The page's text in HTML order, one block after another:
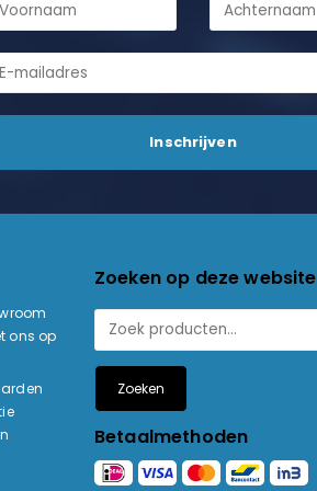
ons op
Zoeken op deze website
Zoeken
Betaalmethoden